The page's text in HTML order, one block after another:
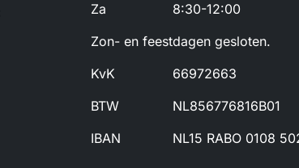
Za
8:30-12:00
Zon- en feestdagen gesloten.
KvK
66972663
BTW
NL856776816B01
IBAN
NL15 RABO 0108